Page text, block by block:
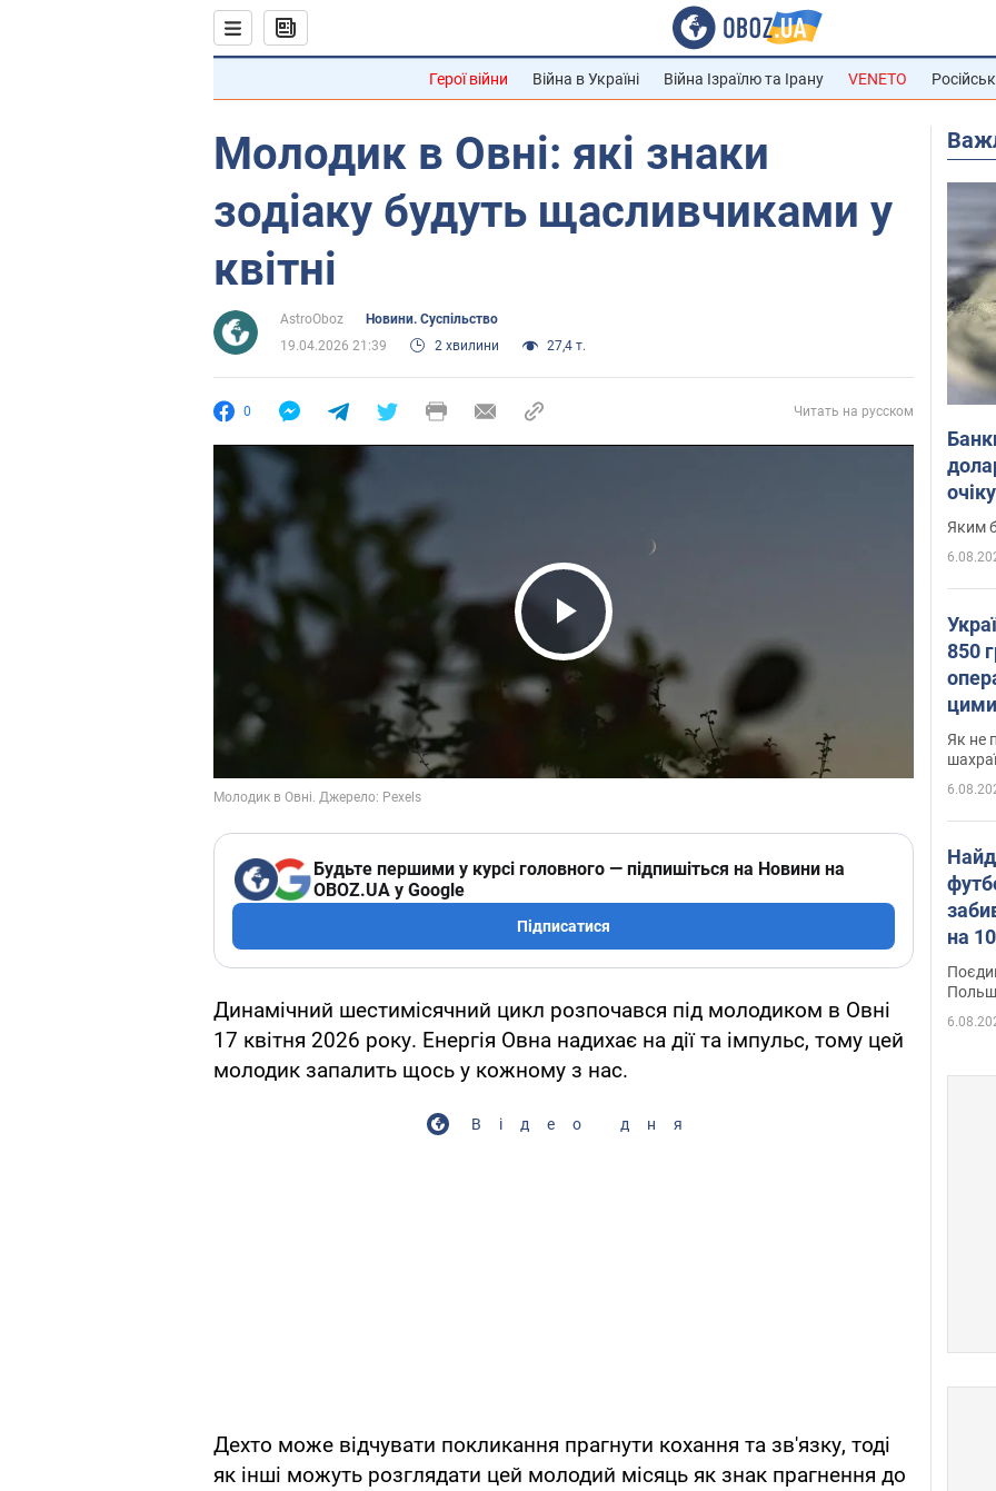
Герої війни Війна в Україні Війна Ізраїлю та Ірану VENETO
Молодик в Овні: які знаки
зодіаку будуть щасливчиками у
квітні
AstroOboz
Новини. Суспільство
19.04.2026 21:39
2 хвилини 27,4 т.
0 Читать на русском
Play Video
Будьте першими у курсі головного — підпишіться на Новини на
OBOZ.UA у Google
Підписатися
Динамічний шестимісячний цикл розпочався під молодиком в Овні
17 квітня 2026 року. Енергія Овна надихає на дії та імпульс, тому цей
молодик запалить щось у кожному з нас.
Відео дня
Дехто може відчувати покликання прагнути кохання та зв'язку, тоді
як інші можуть розглядати цей молодий місяць як знак прагнення до
Яким
850
Як не
на
Відео